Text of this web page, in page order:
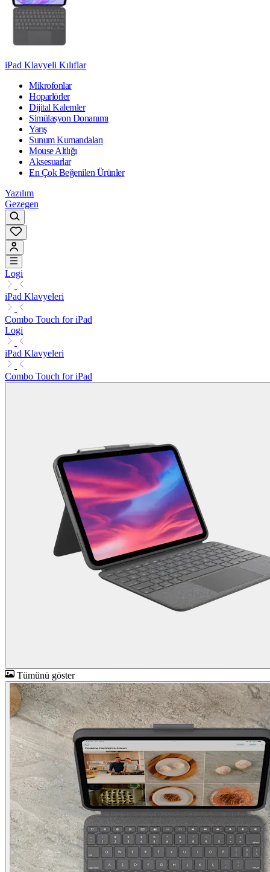
iPad Klavyeli Kılıflar
Mikrofonlar
Hoparlörler
Dijital Kalemler
Simülasyon Donanımı
Yarış
Sunum Kumandaları
Mouse Altlığı
Aksesuarlar
En Çok Beğenilen Ürünler
Yazılım
Gezegen
Logi
iPad Klavyeleri
Combo Touch for iPad
Logi
iPad Klavyeleri
Combo Touch for iPad
Tümünü göster